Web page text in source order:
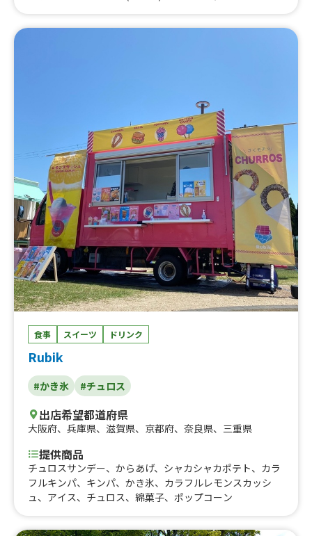
食事 スイーツ ドリンク
Rubik
#かき氷 #チュロス
出店希望都道府県
大阪府、 兵庫県、 滋賀県、 京都府、 奈良県、 三重県
提供商品
チュロスサンデー、からあげ、シャカシャカポテト、カラ
フルキンパ、キンパ、かき氷、カラフルレモンスカッシ
ュ、アイス、チュロス、綿菓子、ポップコーン